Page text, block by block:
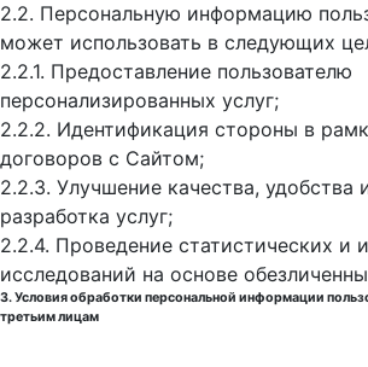
2.2. Персональную информацию
может использовать в следующих
2.2.1. Предоставление пользователю
персонализированных услуг;
2.2.2. Идентификация стороны в
договоров с Сайтом;
2.2.3. Улучшение качества, удобства
разработка услуг;
2.2.4. Проведение статистических и
исследований на основе
3. Условия обработки персональной информации
третьим лицам